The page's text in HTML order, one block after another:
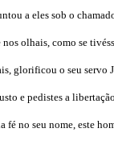
a eles sob o
olhais, como se
glorificou o seu servo
e pedistes a
no seu nome, este